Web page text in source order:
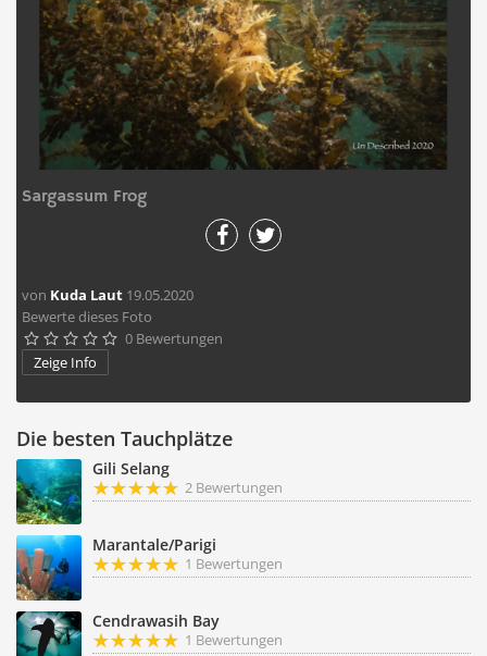
Sargassum Frog
von Kuda Laut 19.05.2020
Bewerte dieses Foto
     0 Bewertungen
Zeige Info
Die besten Tauchplätze
Gili Selang
2 Bewertungen
Marantale/Parigi
1 Bewertungen
Cendrawasih Bay
1 Bewertungen